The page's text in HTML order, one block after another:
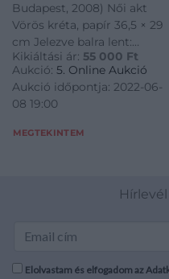
Budapest, 2008) Női akt
Vörös kréta, papír 36,5 × 29
cm Jelezve balra lent:
Gerzson
Kikiáltási ár: 55 000 Ft
Aukció: 5. Online Aukció
Aukció időpontja: 2022-06-
08 19:00
MEGTEKINTEM
Elolvastam és elfogadom az